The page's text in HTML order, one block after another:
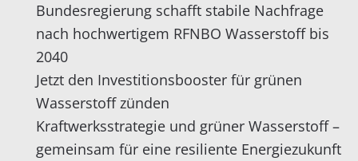
Bundesregierung schafft stabile Nachfrage
nach hochwertigem RFNBO Wasserstoff bis
2040
Jetzt den Investitionsbooster für grünen
Wasserstoff zünden
Kraftwerksstrategie und grüner Wasserstoff –
gemeinsam für eine resiliente Energiezukunft